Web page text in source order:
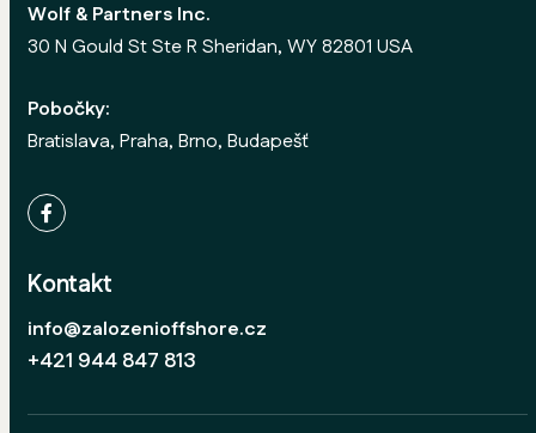
Wolf & Partners Inc.
30 N Gould St Ste R Sheridan, WY 82801 USA
Pobočky:
Bratislava, Praha, Brno, Budapešť
Kontakt
info@zalozenioffshore.cz
+421 944 847 813